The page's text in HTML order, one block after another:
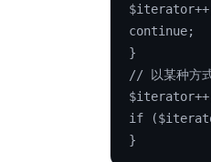
continue;
}
// 以某种方
if
}